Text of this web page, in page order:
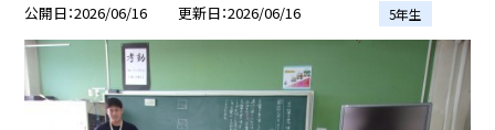
公開日 2026/06/16 更新日 2026/06/16 5年生